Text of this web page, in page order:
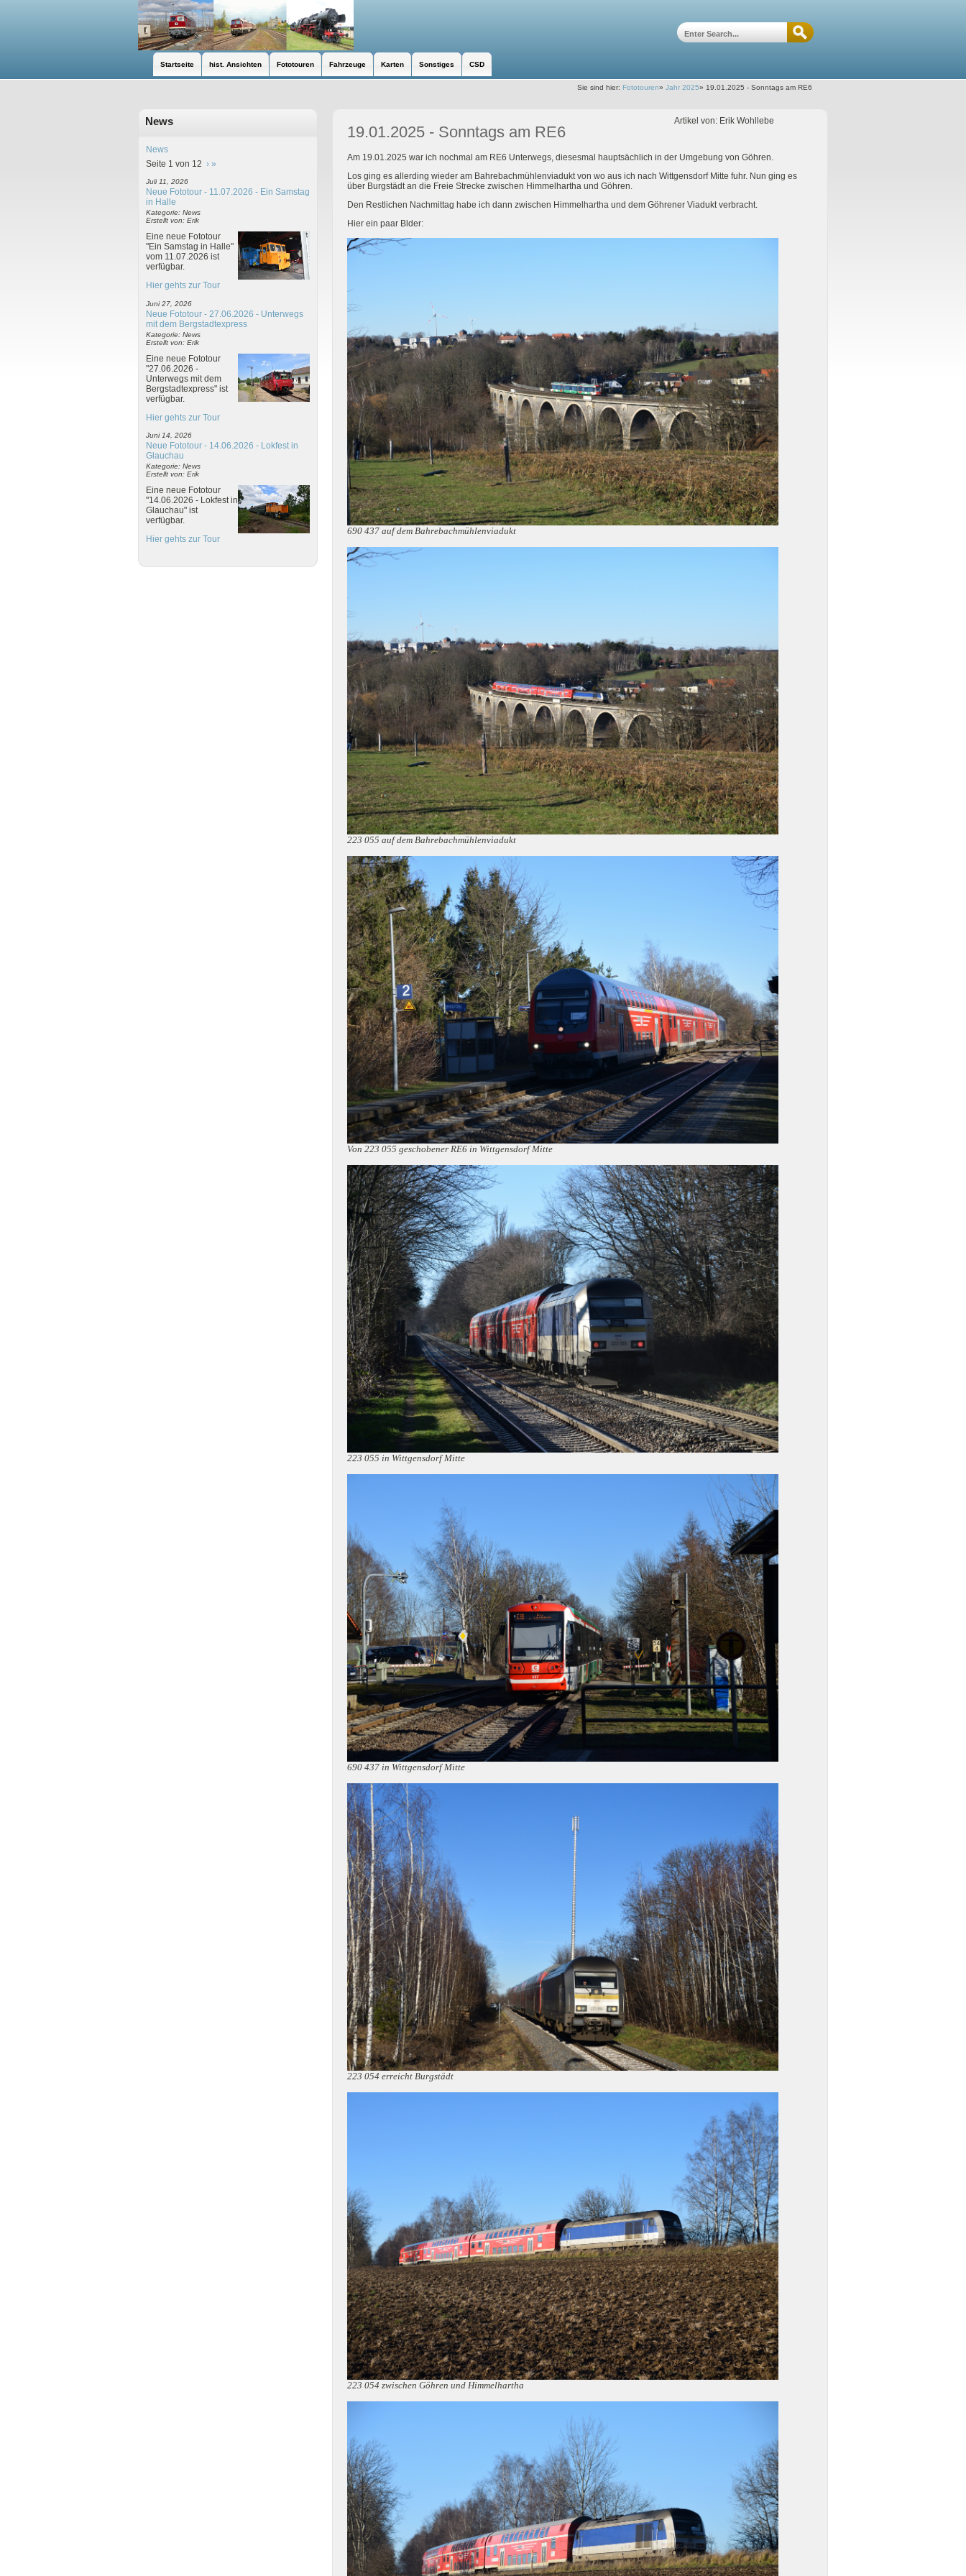
Startseite hist. Ansichten Fototouren Fahrzeuge Karten Sonstiges CSD
Sie sind hier: Fototouren»Jahr 2025» 19.01.2025 - Sonntags am RE6
News
News
Seite 1 von 12 › »
Juli 11, 2026
Neue Fototour - 11.07.2026 - Ein Samstag
in Halle
Kategorie: News
Erstellt von: Erik
Eine neue Fototour
"Ein Samstag in Halle"
vom 11.07.2026 ist
verfügbar.
Hier gehts zur Tour
Juni 27, 2026
Neue Fototour - 27.06.2026 - Unterwegs
mit dem Bergstadtexpress
Kategorie: News
Erstellt von: Erik
Eine neue Fototour
"27.06.2026 -
Unterwegs mit dem
Bergstadtexpress" ist
verfügbar.
Hier gehts zur Tour
Juni 14, 2026
Neue Fototour - 14.06.2026 - Lokfest in
Glauchau
Kategorie: News
Erstellt von: Erik
Eine neue Fototour
"14.06.2026 - Lokfest in
Glauchau" ist
verfügbar.
Hier gehts zur Tour
Artikel von: Erik Wohllebe
19.01.2025 - Sonntags am RE6
Am 19.01.2025 war ich nochmal am RE6 Unterwegs, diesesmal hauptsächlich in der Umgebung von Göhren.
Los ging es allerding wieder am Bahrebachmühlenviadukt von wo aus ich nach Wittgensdorf Mitte fuhr. Nun ging es
über Burgstädt an die Freie Strecke zwischen Himmelhartha und Göhren.
Den Restlichen Nachmittag habe ich dann zwischen Himmelhartha und dem Göhrener Viadukt verbracht.
Hier ein paar Blder:
690 437 auf dem Bahrebachmühlenviadukt
223 055 auf dem Bahrebachmühlenviadukt
Von 223 055 geschobener RE6 in Wittgensdorf Mitte
223 055 in Wittgensdorf Mitte
690 437 in Wittgensdorf Mitte
223 054 erreicht Burgstädt
223 054 zwischen Göhren und Himmelhartha